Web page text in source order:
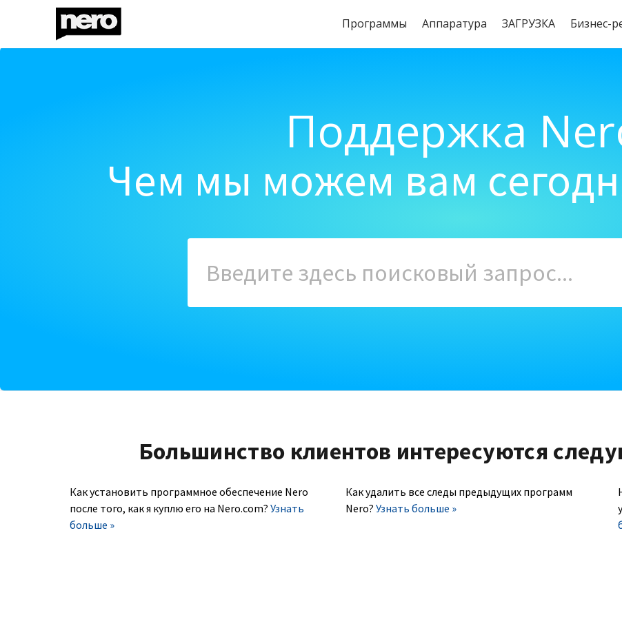
Программы Aппаратура ЗАГРУЗКА Бизнес-
Поддержка
Чем мы можем вам
Большинство клиентов интересуются
Как установить программное обеспечение Nero
после того, как я куплю его на Nero.com? Узнать
больше »
Как удалить все следы предыдущих программ
Nero? Узнать больше »